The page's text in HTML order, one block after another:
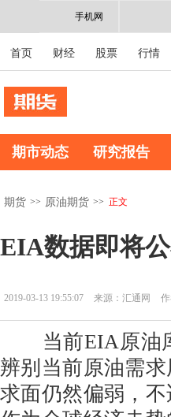
手机网
首页 财经 股票 行情
期市动态 研究报告
期货 >> 原油期货 >> 正文
EIA数据即将
2019-03-13 19:55:07 来源：汇通网
当前EIA原油库
辨别当前原油需
求面仍然偏弱，